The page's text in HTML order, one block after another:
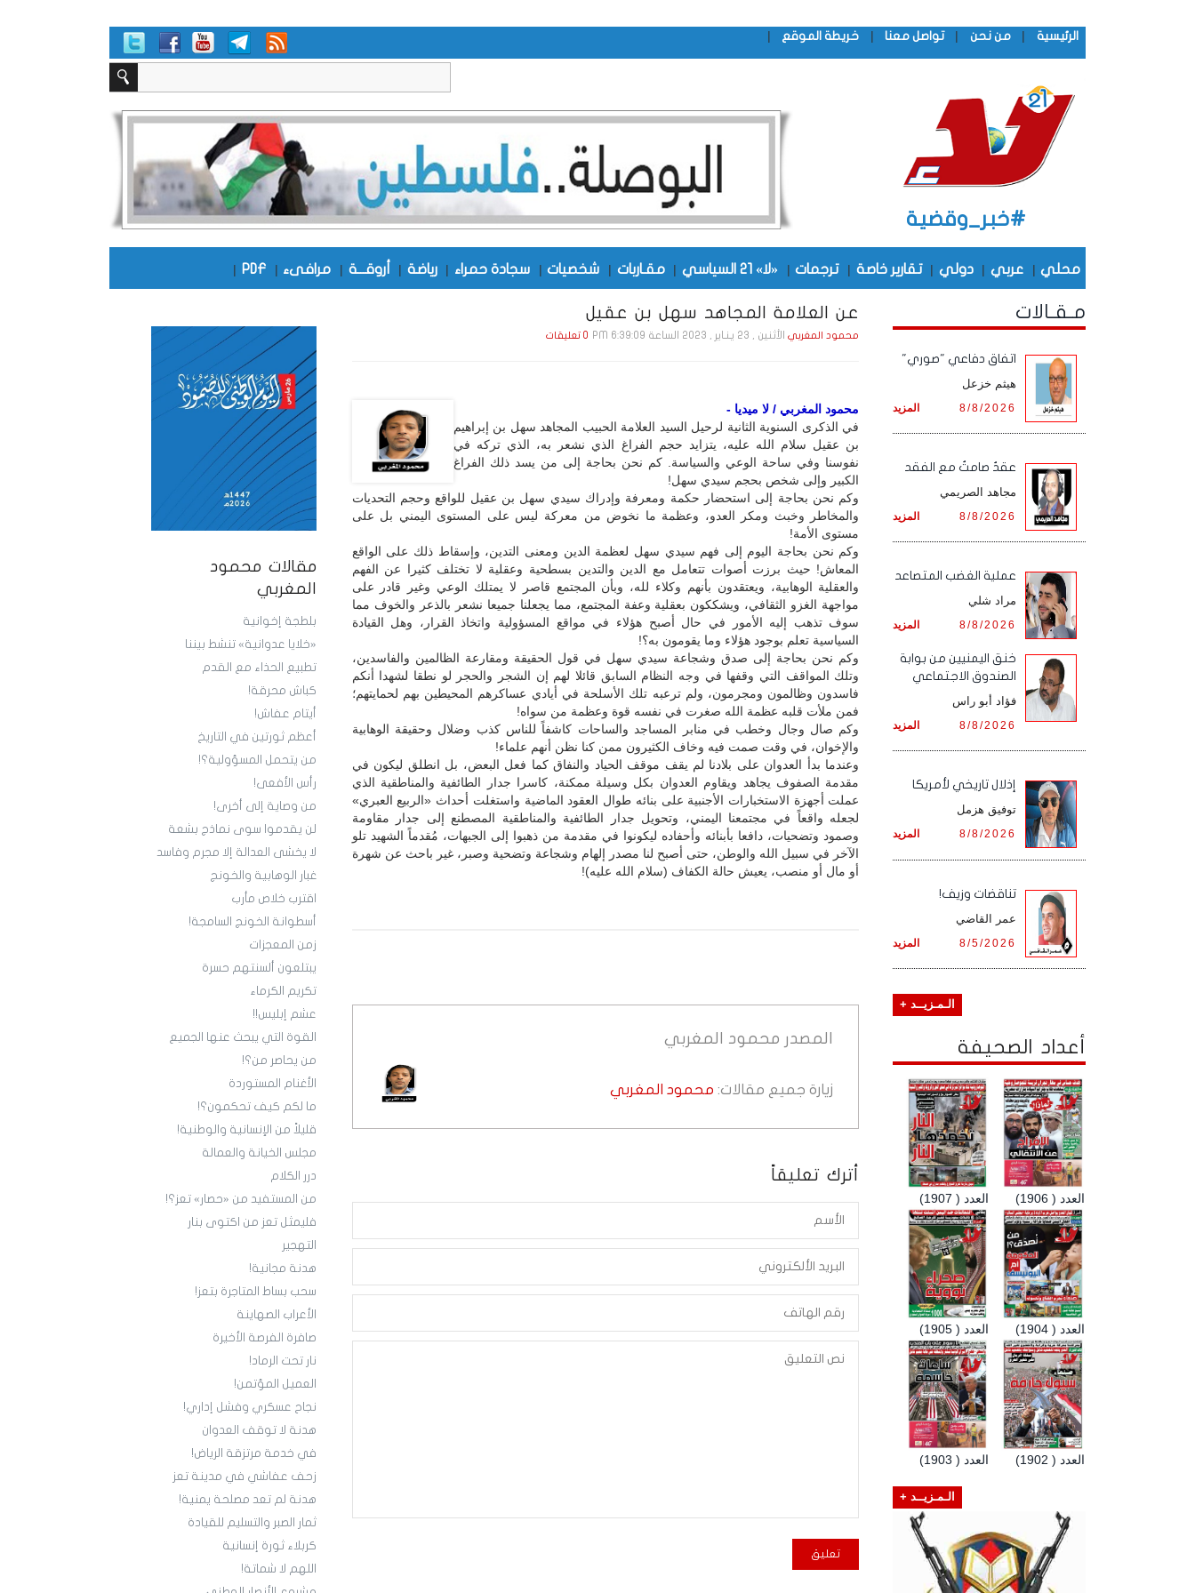
الرئيسية | من نحن | تواصل معنا | خريطة الموقع |
#خبر_وقضية
محلي | عربي | دولي | تقارير خاصة | ترجمات | «لا» 21 السياسي | مقـاربات | شخصيات | سجادة حمراء | رياضة | أروقـــة | مرافىء |
PDF
|
مقالات محمود
المغربي
بلطجة إخوانية
«خلايا عدوانية» تنشط بيننا
تطبيع الحذاء مع القدم
كباش محرقة!
أيتام عفاش!
أعظم ثورتين في التاريخ
من يتحمل المسؤولية؟!
رأس الأفعى!
من وصاية إلى أخرى!
لن يقدموا سوى نماذج بشعة
لا يخشى العدالة إلا مجرم وفاسد
غبار الوهابية والخونج
اقترب خلاص مأرب
أسطوانة الخونج السامجة!
زمن المعجزات
يبتلعون ألسنتهم حسرة
تكريم الكرماء
عشم إبليس!!
القوة التي يبحث عنها الجميع
من يحاصر من؟!
الأغنام المستوردة
ما لكم كيف تحكمون؟!
قليلاً من الإنسانية والوطنية!
مجلس الخيانة والعمالة
درر الكلام
من المستفيد من «حصار» تعز؟!
فليمثل تعز من اكتوى بنار
التهجير
هدنة مجانية!
سحب بساط المتاجرة بتعز!
الأعراب الصهاينة
صافرة الفرصة الأخيرة
نار تحت الرماد!
العميل المؤتمن!
نجاح عسكري وفشل إداري!
هدنة لا توقف العدوان
في خدمة مرتزقة الرياض!
زحف عفاشي في مدينة تعز
هدنة لم تعد مصلحة يمنية!
ثمار الصبر والتسليم للقيادة
كربلاء ثورة إنسانية
اللهم لا شماتة!
عن العلامة المجاهد سهل بن عقيل
محمود المغربيالأثنين , 23 يـنـاير , 2023 الساعة 6:39:09 PM 0 تعليقات
محمود المغربي / لا ميديا -
في الذكرى السنوية الثانية لرحيل السيد العلامة الحبيب المجاهد سهل بن إبراهيم
بن عقيل سلام الله عليه، يتزايد حجم الفراغ الذي نشعر به، الذي تركه في
نفوسنا وفي ساحة الوعي والسياسة. كم نحن بحاجة إلى من يسد ذلك الفراغ
الكبير وإلى شخص بحجم سيدي سهل!
وكم نحن بحاجة إلى استحضار حكمة ومعرفة وإدراك سيدي سهل بن عقيل للواقع وحجم التحديات
والمخاطر وخبث ومكر العدو، وعظمة ما نخوض من معركة ليس على المستوى اليمني بل على
مستوى الأمة!
وكم نحن بحاجة اليوم إلى فهم سيدي سهل لعظمة الدين ومعنى التدين، وإسقاط ذلك على الواقع
المعاش! حيث برزت أصوات تتعامل مع الدين والتدين بسطحية وعقلية لا تختلف كثيرا عن الفهم
والعقلية الوهابية، ويعتقدون بأنهم وكلاء لله، وبأن المجتمع قاصر لا يمتلك الوعي وغير قادر على
مواجهة الغزو الثقافي، ويشككون بعقلية وعفة المجتمع، مما يجعلنا جميعا نشعر بالذعر والخوف مما
سوف تذهب إليه الأمور في حال أصبح هؤلاء في مواقع المسؤولية واتخاذ القرار، وهل القيادة
السياسية تعلم بوجود هؤلاء وما يقومون به؟!
وكم نحن بحاجة إلى صدق وشجاعة سيدي سهل في قول الحقيقة ومقارعة الظالمين والفاسدين،
وتلك المواقف التي وقفها في وجه النظام السابق قائلا لهم إن الشجر والحجر لو نطقا لشهدا أنكم
فاسدون وظالمون ومجرمون، ولم ترعبه تلك الأسلحة في أيادي عساكرهم المحيطين بهم لحمايتهم؛
فمن ملأت قلبه عظمة الله صغرت في نفسه قوة وعظمة من سواه!
وكم صال وجال وخطب في منابر المساجد والساحات كاشفاً للناس كذب وضلال وحقيقة الوهابية
والإخوان، في وقت صمت فيه وخاف الكثيرون ممن كنا نظن أنهم علماء!
وعندما بدأ العدوان على بلادنا لم يقف موقف الحياد والنفاق كما فعل البعض، بل انطلق ليكون في
مقدمة الصفوف يجاهد ويقاوم العدوان بكل وسيلة ممكنة، كاسرا جدار الطائفية والمناطقية الذي
عملت أجهزة الاستخبارات الأجنبية على بنائه طوال العقود الماضية واستغلت أحداث «الربيع العبري»
لجعله واقعاً في مجتمعنا اليمني، وتحويل جدار الطائفية والمناطقية المصطنع إلى جدار مقاومة
وصمود وتضحيات، دافعا بأبنائه وأحفاده ليكونوا في مقدمة من ذهبوا إلى الجبهات، مُقدماً الشهيد تلو
الآخر في سبيل الله والوطن، حتى أصبح لنا مصدر إلهام وشجاعة وتضحية وصبر، غير باحث عن شهرة
أو مال أو منصب، يعيش حالة الكفاف (سلام الله عليه)!
المصدر محمود المغربي
زيارة جميع مقالات: محمود المغربي
أترك تعليقاً
مـقـالات
اتفاق دفاعي "صوري"
هيثم خزعل
المزيد 8/8/2026
عقدٌ صامتٌ مع الفقد
مجاهد الصريمي
المزيد 8/8/2026
‏عملية الغضب المتصاعد
مراد شلي
المزيد 8/8/2026
خنق اليمنيين من بوابة
الصندوق الاجتماعي
فؤاد أبو راس
المزيد 8/8/2026
إذلال تاريخي لأمريكا
توفيق هزمل
المزيد 8/8/2026
تناقضات وزيف!
عمر القاضي
المزيد 8/5/2026
الـمـزيــد +
أعداد الصحيفة
العدد ( 1907) العدد ( 1906)
العدد ( 1905) العدد ( 1904)
العدد ( 1903) العدد ( 1902)
الـمـزيــد +